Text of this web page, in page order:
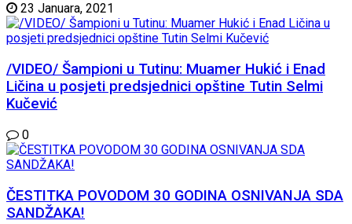
23 Januara, 2021
/VIDEO/ Šampioni u Tutinu: Muamer Hukić i Enad
Ličina u posjeti predsjednici opštine Tutin Selmi
Kučević
0
ČESTITKA POVODOM 30 GODINA OSNIVANJA SDA
SANDŽAKA!